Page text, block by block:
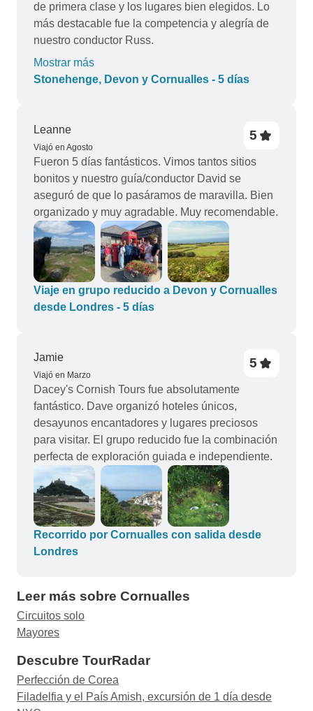
de primera clase y los lugares bien elegidos. Lo
más destacable fue la competencia y alegría de
nuestro conductor Russ.
Mostrar más
Stonehenge, Devon y Cornualles - 5 días
Leanne
Viajó en Agosto
5
Fueron 5 días fantásticos. Vimos tantos sitios
bonitos y nuestro guía/conductor David se
aseguró de que lo pasáramos de maravilla. Bien
organizado y muy agradable. Muy recomendable.
Viaje en grupo reducido a Devon y Cornualles
desde Londres - 5 días
Jamie
Viajó en Marzo
5
Dacey's Cornish Tours fue absolutamente
fantástico. Dave organizó hoteles únicos,
desayunos encantadores y lugares preciosos
para visitar. El grupo reducido fue la combinación
perfecta de exploración guiada e independiente.
Recorrido por Cornualles con salida desde
Londres
Leer más sobre Cornualles
Circuitos solo
Mayores
Descubre TourRadar
Perfección de Corea
Filadelfia y el País Amish, excursión de 1 día desde